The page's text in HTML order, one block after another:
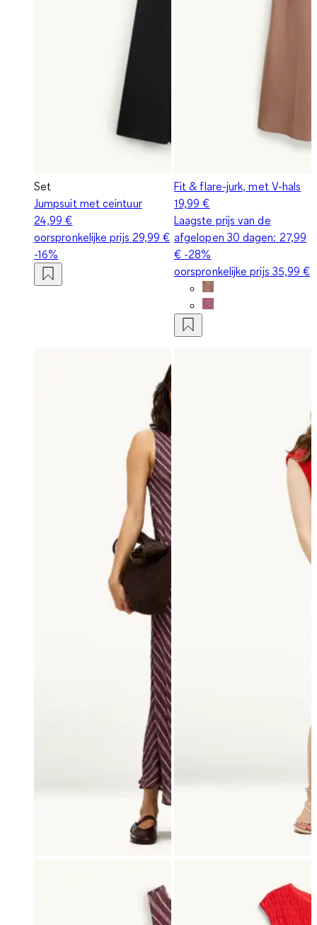
Set
Jumpsuit met ceintuur
24,99 €
oorspronkelijke prijs 29,99 €
-16%
Fit & flare-jurk, met V-hals
19,99 €
Laagste prijs van de
afgelopen 30 dagen: 27,99
€ -28%
oorspronkelijke prijs 35,99 €